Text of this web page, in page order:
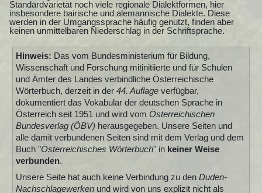
Standardvarietät noch viele regionale Dialektformen, hier
insbesondere bairische und alemannische Dialekte. Diese
werden in der Umgangssprache häufig genutzt, finden aber
keinen unmittelbaren Niederschlag in der Schriftsprache.
Hinweis: Das vom Bundesministerium für Bildung,
Wissenschaft und Forschung mitinitiierte und für Schulen
und Ämter des Landes verbindliche Österreichische
Wörterbuch, derzeit in der 44. Auflageverfügbar,
dokumentiert das Vokabular der deutschen Sprache in
Österreich seit 1951 und wird vom Österreichischen
Bundesverlag (ÖBV) herausgegeben. Unsere Seiten und
alle damit verbundenen Seiten sind mit dem Verlag und dem
Buch "Österreichisches Wörterbuch" in keiner Weise
verbunden.
Unsere Seite hat auch keine Verbindung zu den Duden-
Nachschlagewerkenund wird von uns explizit nicht als